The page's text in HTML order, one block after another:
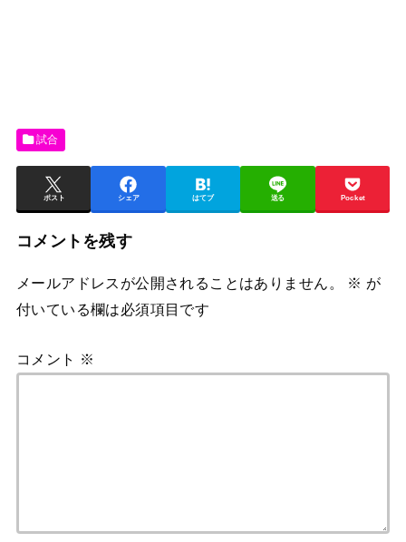
試合
ポスト シェア はてブ 送る Pocket
コメントを残す
メールアドレスが公開されることはありません。 ※ が
付いている欄は必須項目です
コメント ※